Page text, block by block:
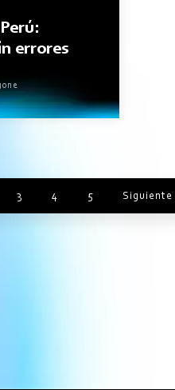
errores
3 4 5 Siguiente